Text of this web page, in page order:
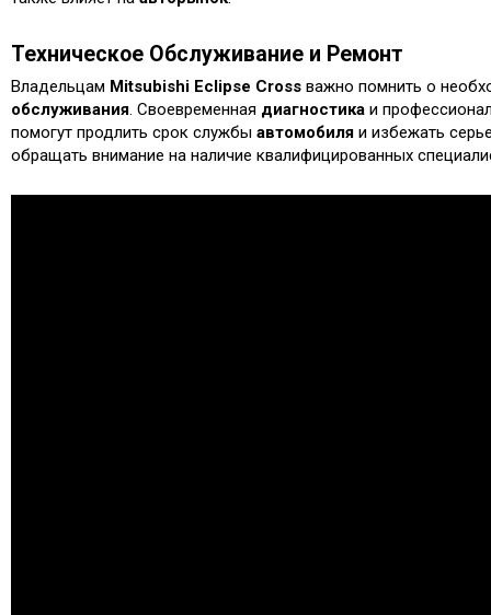
Техническое Обслуживание и Ремонт
Владельцам Mitsubishi Eclipse Cross важно помнить о
обслуживания. Своевременная диагностика и
помогут продлить срок службы автомобиля и избежать
обращать внимание на наличие квалифицированных